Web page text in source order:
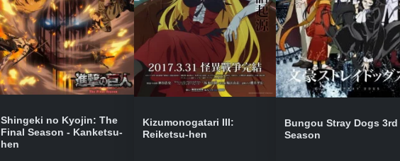
Shingeki no Kyojin: The
Final Season - Kanketsu-
hen
Kizumonogatari III:
Reiketsu-hen
Bungou Stray Dogs 3rd
Season